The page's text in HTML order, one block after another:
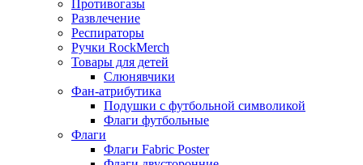
Противогазы
Развлечение
Респираторы
Ручки RockMerch
Товары для детей
Слюнявчики
Фан-атрибутика
Подушки с футбольной символикой
Флаги футбольные
Флаги
Флаги Fabric Poster